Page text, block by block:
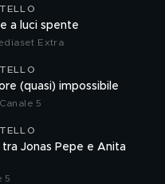
a luci spente
Extra
(quasi) impossibile
5
tra Jonas Pepe e Anita
5